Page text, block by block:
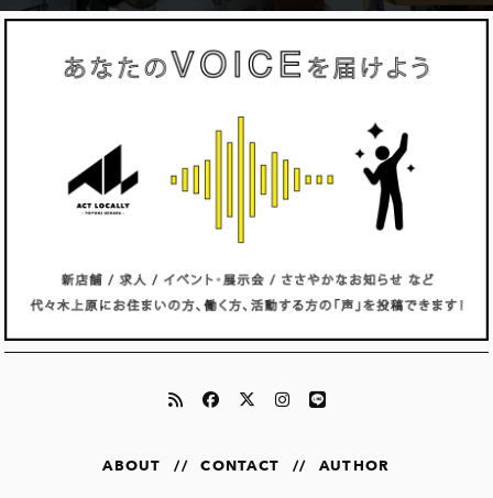
ABOUT // CONTACT // AUTHOR